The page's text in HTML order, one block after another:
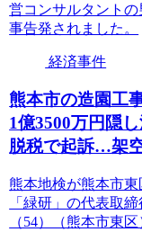
営コンサルタント
事告発されました。
経済事件
熊本市の造園工
1億3500万円隠
脱税で起訴…架
熊本地検が熊本市
「緑研」の代表取
（54）（熊本市東